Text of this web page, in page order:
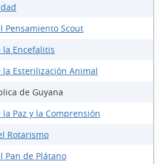
Pensamiento Scout
Encefalitis
Esterilización Animal
de Guyana
Paz y la Comprensión
Rotarismo
Pan de Plátano